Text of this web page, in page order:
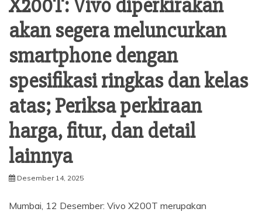
X200T: Vivo diperkirakan
akan segera meluncurkan
smartphone dengan
spesifikasi ringkas dan kelas
atas; Periksa perkiraan
harga, fitur, dan detail
lainnya
Desember 14, 2025
Mumbai, 12 Desember: Vivo X200T merupakan